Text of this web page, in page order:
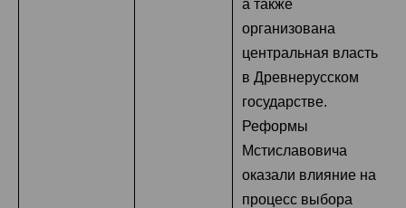
а также
организована
центральная власть
в Древнерусском
государстве.
Реформы
Мстиславовича
оказали влияние на
процесс выбора